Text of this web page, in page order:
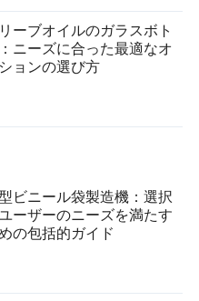
ーブオイルのガラスボト
ニーズに合った最適なオ
ョンの選び方
ビニール袋製造機：選択
ーザーのニーズを満たす
の包括的ガイド